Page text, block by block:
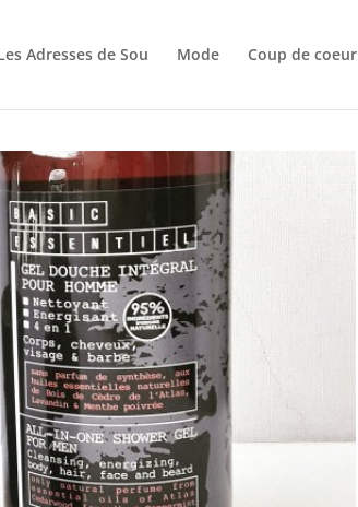
Adresses de Sou Mode Coup de coeur